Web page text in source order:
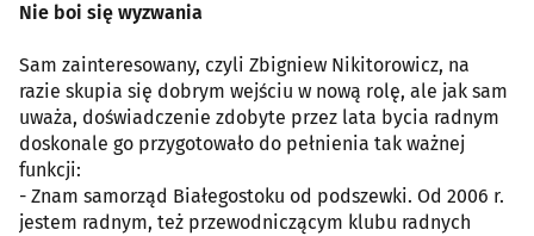
Nie boi się wyzwania
Sam zainteresowany, czyli Zbigniew Nikitorowicz, na
razie skupia się dobrym wejściu w nową rolę, ale jak sam
uważa, doświadczenie zdobyte przez lata bycia radnym
doskonale go przygotowało do pełnienia tak ważnej
funkcji:
- Znam samorząd Białegostoku od podszewki. Od 2006 r.
jestem radnym, też przewodniczącym klubu radnych